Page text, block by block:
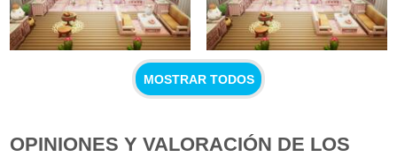
MOSTRAR TODOS
OPINIONES Y VALORACIÓN DE LOS